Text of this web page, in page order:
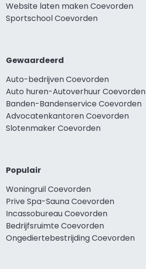
Website laten maken Coevorden
Sportschool Coevorden
Gewaardeerd
Auto-bedrijven Coevorden
Auto huren-Autoverhuur Coevorden
Banden-Bandenservice Coevorden
Advocatenkantoren Coevorden
Slotenmaker Coevorden
Populair
Woningruil Coevorden
Prive Spa-Sauna Coevorden
Incassobureau Coevorden
Bedrijfsruimte Coevorden
Ongediertebestrijding Coevorden